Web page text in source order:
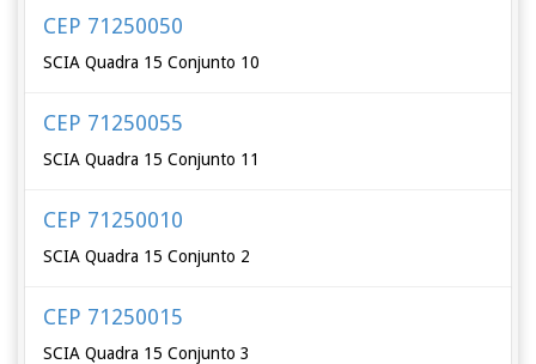
CEP 71250050
SCIA Quadra 15 Conjunto 10
CEP 71250055
SCIA Quadra 15 Conjunto 11
CEP 71250010
SCIA Quadra 15 Conjunto 2
CEP 71250015
SCIA Quadra 15 Conjunto 3